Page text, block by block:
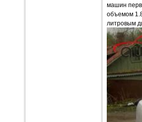
машин
объемом
литровым